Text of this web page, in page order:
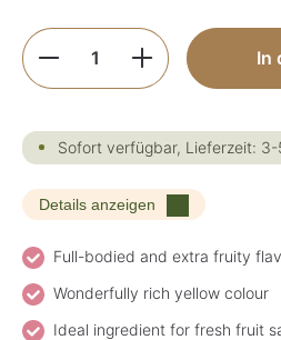
Produkt Anzahl: Gib In
Sofort verfügbar, Lieferzeit: 3-
Details anzeigen
Full-bodied and extra fruity
Wonderfully rich yellow colour
Ideal ingredient for fresh fruit